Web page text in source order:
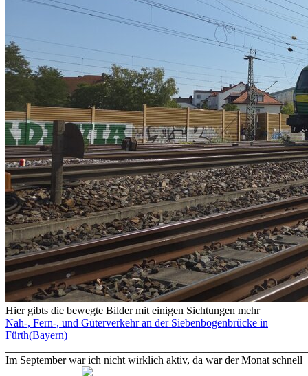
Hier gibts die bewegte Bilder mit einigen Sichtungen mehr
Nah-, Fern-, und Güterverkehr an der Siebenbogenbrücke in
Fürth(Bayern)
Im September war ich nicht wirklich aktiv, da war der Monat schnell